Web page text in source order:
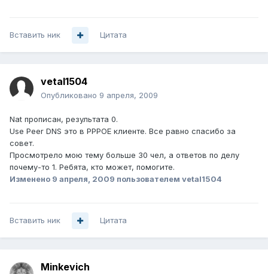
Вставить ник Цитата
vetal1504
Опубликовано 9 апреля, 2009
Nat прописан, результата 0.
Use Peer DNS это в PPPOE клиенте. Все равно спасибо за
совет.
Просмотрело мою тему больше 30 чел, а ответов по делу
почему-то 1. Ребята, кто может, помогите.
Изменено 9 апреля, 2009 пользователем vetal1504
Вставить ник Цитата
Minkevich